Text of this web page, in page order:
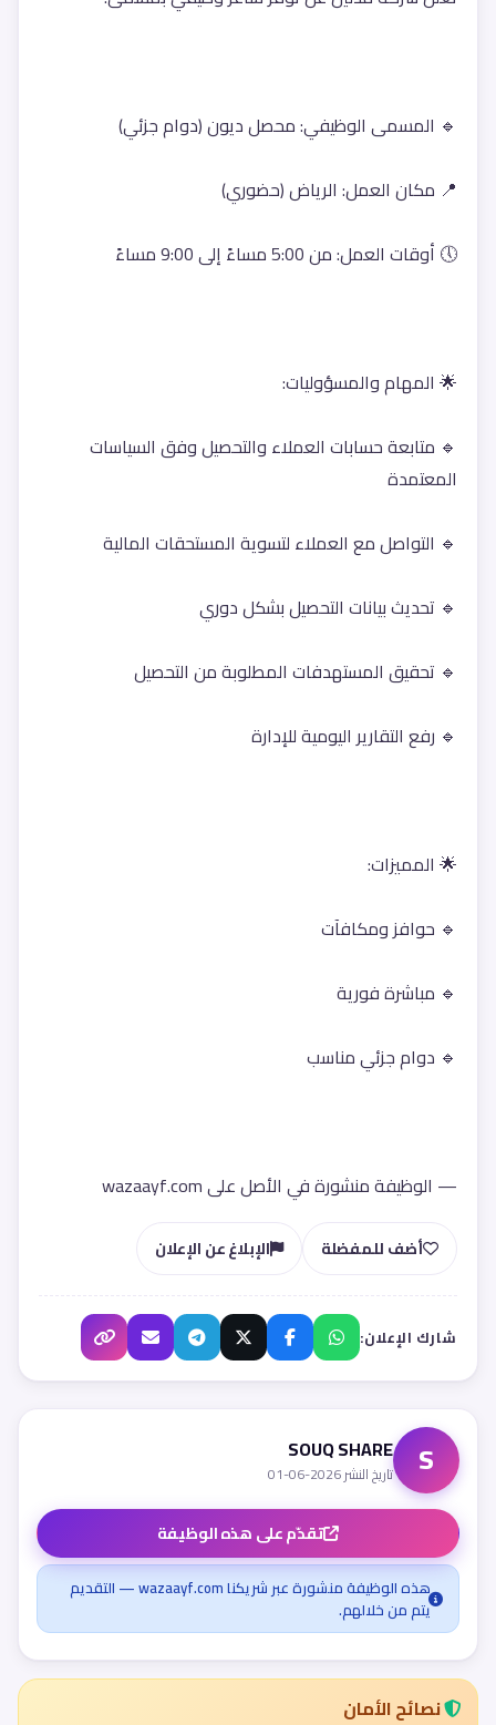
🔹 المسمى الوظيفي: محصل ديون (دوام جزئي)
📍 مكان العمل: الرياض (حضوري)
🕔 أوقات العمل: من 5:00 مساءً إلى 9:00 مساءً
🌟 المهام والمسؤوليات:
المعتمدة
🔹 التواصل مع العملاء لتسوية المستحقات المالية
🔹 تحديث بيانات التحصيل بشكل دوري
🔹 تحقيق المستهدفات المطلوبة من التحصيل
🔹 رفع التقارير اليومية للإدارة
🌟 المميزات:
🔹 حوافز ومكافآت
🔹 مباشرة فورية
🔹 دوام جزئي مناسب
— الوظيفة منشورة في الأصل على wazaayf.com
أضف للمفضلة الإبلاغ عن الإعلان
شارك الإعلان:
S
SOUQ SHARE
تاريخ النشر 2026-06-01
تقدّم على هذه الوظيفة
هذه الوظيفة منشورة عبر شريكنا wazaayf.com — التقديم
يتم من خلالهم.
نصائح الأمان